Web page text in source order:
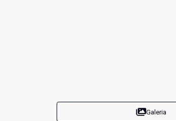
Galeria